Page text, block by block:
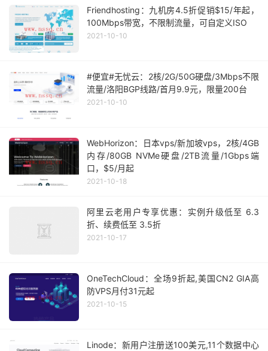
Friendhosting：九机房4.5折促销$15/年起，
100Mbps带宽，不限制流量，可自定义ISO
2021-10-10
#便宜#无忧云：2核/2G/50G硬盘/3Mbps不限
流量/洛阳BGP线路/首月9.9元，限量200台
2021-10-10
WebHorizon：日本vps/新加坡vps，2核/4GB
内存/80GB NVMe硬盘/2TB流量/1Gbps端
口，$5/月起
2021-10-18
阿里云老用户专享优惠：实例升级低至 6.3
折、续费低至 3.5折
2021-10-17
OneTechCloud：全场9折起,美国CN2 GIA高
防VPS月付31元起
2021-10-15
Linode：新用户注册送100美元,11个数据中心